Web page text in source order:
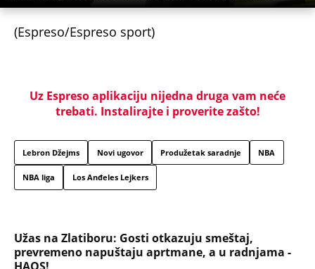
(Espreso/Espreso sport)
Uz Espreso aplikaciju nijedna druga vam neće
trebati. Instalirajte i proverite zašto!
Lebron Džejms Novi ugovor Produžetak saradnje NBA
NBA liga Los Anđeles Lejkers
Užas na Zlatiboru: Gosti otkazuju smeštaj,
prevremeno napuštaju aprtmane, a u radnjama -